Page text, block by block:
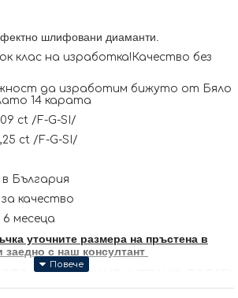
шлифовани диаманти.
клас на изработка!Качество без
да изработим бижуто от Бяло
14 карата
ct /F-G-SI/
ct /F-G-SI/
в България
качество
месеца
уточните размера на пръстена в
заедно с наш консултант
РАЗПОЛАГА С ИЗКЛЮЧИТЕЛНО БОГАТА
С ДИАМАНТИ РАЗГЛЕДАЙ НА